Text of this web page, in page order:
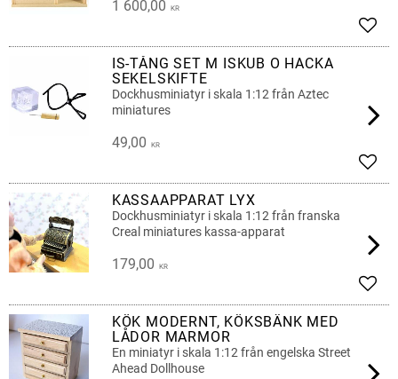
1 600,00 KR
Add
IS-TÅNG SET M ISKUB O HACKA
SEKELSKIFTE
Dockhusminiatyr i skala 1:12 från Aztec
miniatures
49,00 KR
Add
KASSAAPPARAT LYX
Dockhusminiatyr i skala 1:12 från franska
Creal miniatures kassa-apparat
179,00 KR
Add
KÖK MODERNT, KÖKSBÄNK MED
LÅDOR MARMOR
En miniatyr i skala 1:12 från engelska Street
Ahead Dollhouse